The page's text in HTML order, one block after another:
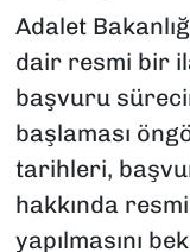
Adalet
dair resmi bir
başvuru
başlaması
tarihleri,
hakkında
yapılmasını